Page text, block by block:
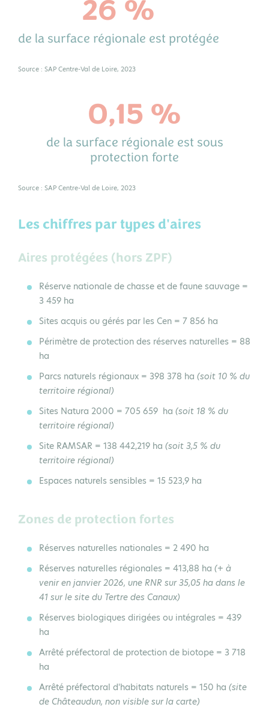
26 %
de la surface régionale est protégée
Source : SAP Centre-Val de Loire, 2023
0,15 %
de la surface régionale est sous
protection forte
Source : SAP Centre-Val de Loire, 2023
Les chiffres par types d'aires
Aires protégées (hors ZPF)
Réserve nationale de chasse et de faune sauvage =
3 459 ha
Sites acquis ou gérés par les Cen = 7 856 ha
Périmètre de protection des réserves naturelles = 88
ha
Parcs naturels régionaux = 398 378 ha (soit 10 % du
territoire régional)
Sites Natura 2000 = 705 659 ha (soit 18 % du
territoire régional)
Site RAMSAR = 138 442,219 ha (soit 3,5 % du
territoire régional)
Espaces naturels sensibles = 15 523,9 ha
Zones de protection fortes
Réserves naturelles nationales = 2 490 ha
Réserves naturelles régionales = 413,88 ha (+ à
venir en janvier 2026, une RNR sur 35,05 ha dans le
41 sur le site du Tertre des Canaux)
Réserves biologiques dirigées ou intégrales = 439
ha
Arrêté préfectoral de protection de biotope = 3 718
ha
Arrêté préfectoral d'habitats naturels = 150 ha (site
de Châteaudun, non visible sur la carte)